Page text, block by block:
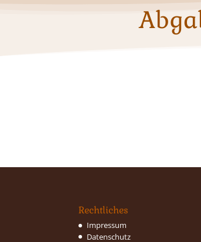
Rechtliches
Impressum
Datenschutz